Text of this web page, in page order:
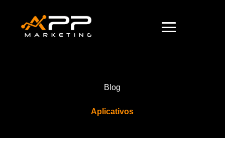
Blog
Aplicativos